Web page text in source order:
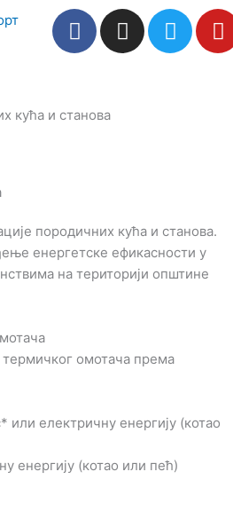
F
a
b
I
n
T
w
Y
o
кућа и станова
породичних кућа и станова.
енергетске ефикасности у
на територији општине
омотача према
или електричну енергију (котао
енергију (котао или пећ)